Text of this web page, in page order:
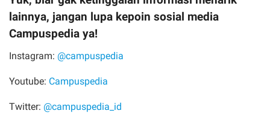
lainnya, jangan lupa kepoin sosial media
Campuspedia ya!
Instagram: @campuspedia
Youtube: Campuspedia
Twitter: @campuspedia_id